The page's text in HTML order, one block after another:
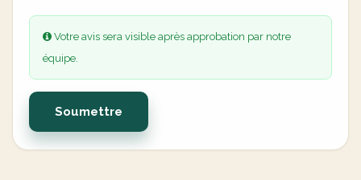
Votre avis sera visible après approbation par notre
équipe.
Soumettre